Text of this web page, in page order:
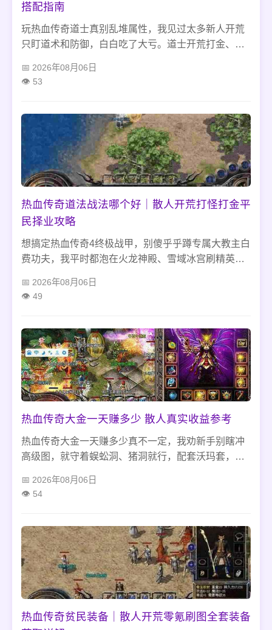
搭配指南
玩热血传奇道士真别乱堆属性，我见过太多新人开荒
只盯道术和防御，白白吃了大亏。道士开荒打金、刷
存。不用氪金搞极品装备，简单搭配几件闪避首饰就
2026年08月06日
53
热血传奇道法战法哪个好｜散人开荒打怪打金平
民择业攻略
想搞定热血传奇4终极战甲，别傻乎乎蹲专属大教主白
费功夫，我平时都泡在火龙神殿、雪域冰宫刷精英小
人少的时候打造不容易亏，穿戴别跨级、别乱打行会
2026年08月06日
49
热血传奇大金一天赚多少 散人真实收益参考
热血传奇大金一天赚多少真不一定，我劝新手别瞎冲
高级图，就守着蜈蚣洞、猪洞就行，配套沃玛套，每
交易走内置行，普通装备分解黑铁矿更赚，不用贪
2026年08月06日
54
热血传奇贫民装备｜散人开荒零氪刷图全套装备